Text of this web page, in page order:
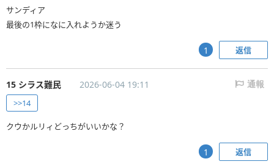
サンディア
最後の1枠になに入れようか迷う
返信
1
15 シラス難民 2026-06-04 19:11 通報
>>14
クウかルリィどっちがいいかな？
返信
1